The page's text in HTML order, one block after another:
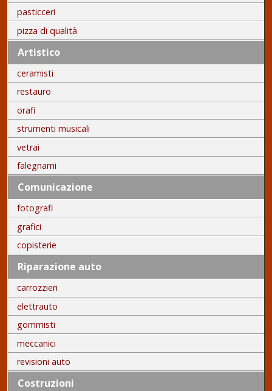
pasticceri
pizza di qualità
Artistico
ceramisti
restauro
orafi
strumenti musicali
vetrai
falegnami
Comunicazione
fotografi
grafici
copisterie
Riparazione auto
carrozzieri
elettrauto
gommisti
meccanici
revisioni auto
Costruzioni